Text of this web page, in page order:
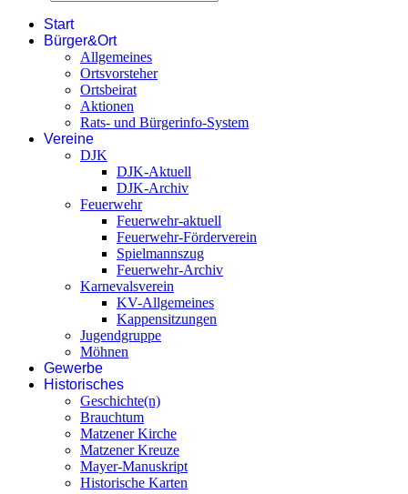
Start
Bürger&Ort
Allgemeines
Ortsvorsteher
Ortsbeirat
Aktionen
Rats- und Bürgerinfo-System
Vereine
DJK
DJK-Aktuell
DJK-Archiv
Feuerwehr
Feuerwehr-aktuell
Feuerwehr-Förderverein
Spielmannszug
Feuerwehr-Archiv
Karnevalsverein
KV-Allgemeines
Kappensitzungen
Jugendgruppe
Möhnen
Gewerbe
Historisches
Geschichte(n)
Brauchtum
Matzener Kirche
Matzener Kreuze
Mayer-Manuskript
Historische Karten